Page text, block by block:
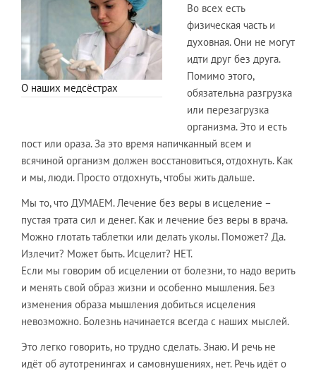
О наших медсёстрах
Во всех есть
физическая часть и
духовная. Они не могут
идти друг без друга.
Помимо этого,
обязательна разгрузка
или перезагрузка
организма. Это и есть
пост или ораза. За это время напичканный всем и
всячиной организм должен восстановиться, отдохнуть. Как
и мы, люди. Просто отдохнуть, чтобы жить дальше.
​Мы то, что ДУМАЕМ. Лечение без веры в исцеление –
пустая трата сил и денег. Как и лечение без веры в врача.
Можно глотать таблетки или делать уколы. Поможет? Да.
Излечит? Может быть. Исцелит? НЕТ.
​Если мы говорим об исцелении от болезни, то надо верить
и менять свой образ жизни и особенно мышления. Без
изменения образа мышления добиться исцеления
невозможно. Болезнь начинается всегда с наших мыслей.
​Это легко говорить, но трудно сделать. Знаю. И речь не
идёт об аутотренингах и самовнушениях, нет. Речь идёт о